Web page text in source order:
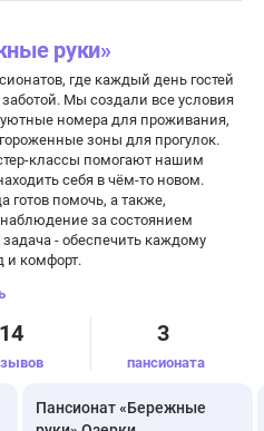
руки»
где каждый день гостей
Мы создали все условия
номера для проживания,
зоны для прогулок.
классы помогают нашим
себя в чём-то новом.
готов помочь, а также,
за состоянием
- обеспечить каждому
и комфорт.
14 3
пансионата
Пансионат «Бережные